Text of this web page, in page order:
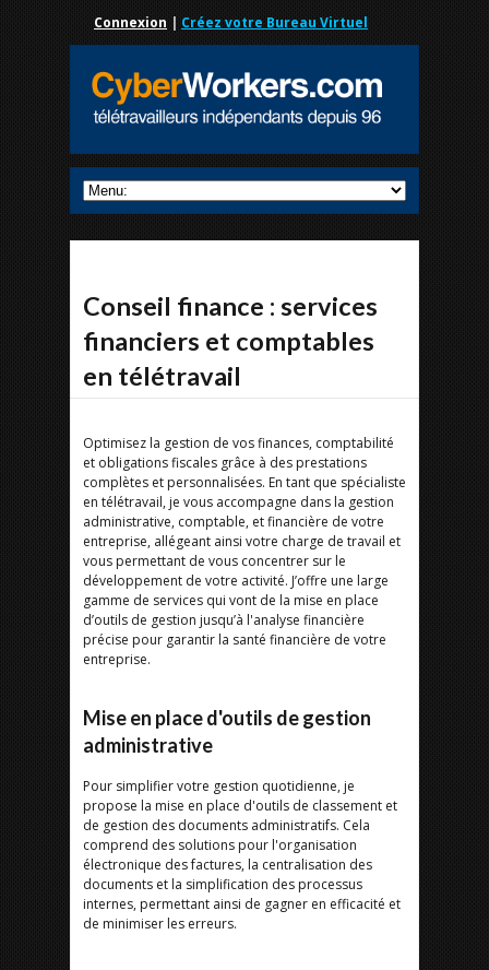
Connexion | Créez votre Bureau Virtuel
Conseil finance : services
financiers et comptables
en télétravail
Optimisez la gestion de vos finances, comptabilité
et obligations fiscales grâce à des prestations
complètes et personnalisées. En tant que spécialiste
en télétravail, je vous accompagne dans la gestion
administrative, comptable, et financière de votre
entreprise, allégeant ainsi votre charge de travail et
vous permettant de vous concentrer sur le
développement de votre activité. J’offre une large
gamme de services qui vont de la mise en place
d’outils de gestion jusqu’à l'analyse financière
précise pour garantir la santé financière de votre
entreprise.
Mise en place d'outils de gestion
administrative
Pour simplifier votre gestion quotidienne, je
propose la mise en place d'outils de classement et
de gestion des documents administratifs. Cela
comprend des solutions pour l'organisation
électronique des factures, la centralisation des
documents et la simplification des processus
internes, permettant ainsi de gagner en efficacité et
de minimiser les erreurs.